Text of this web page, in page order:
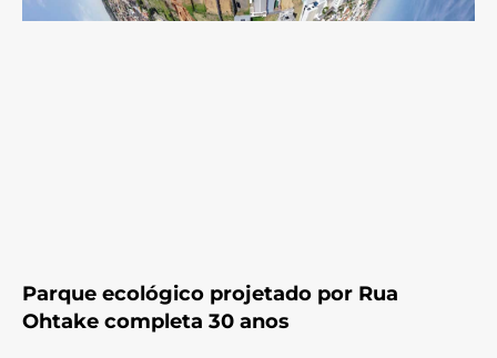
Parque ecológico projetado por Rua
Ohtake completa 30 anos